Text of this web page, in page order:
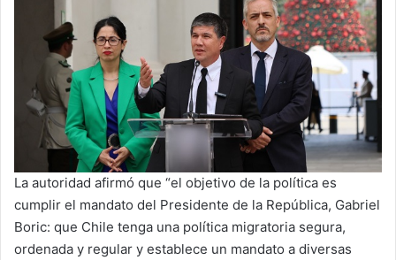
La autoridad afirmó que “el objetivo de la política es
cumplir el mandato del Presidente de la República, Gabriel
Boric: que Chile tenga una política migratoria segura,
ordenada y regular y establece un mandato a diversas